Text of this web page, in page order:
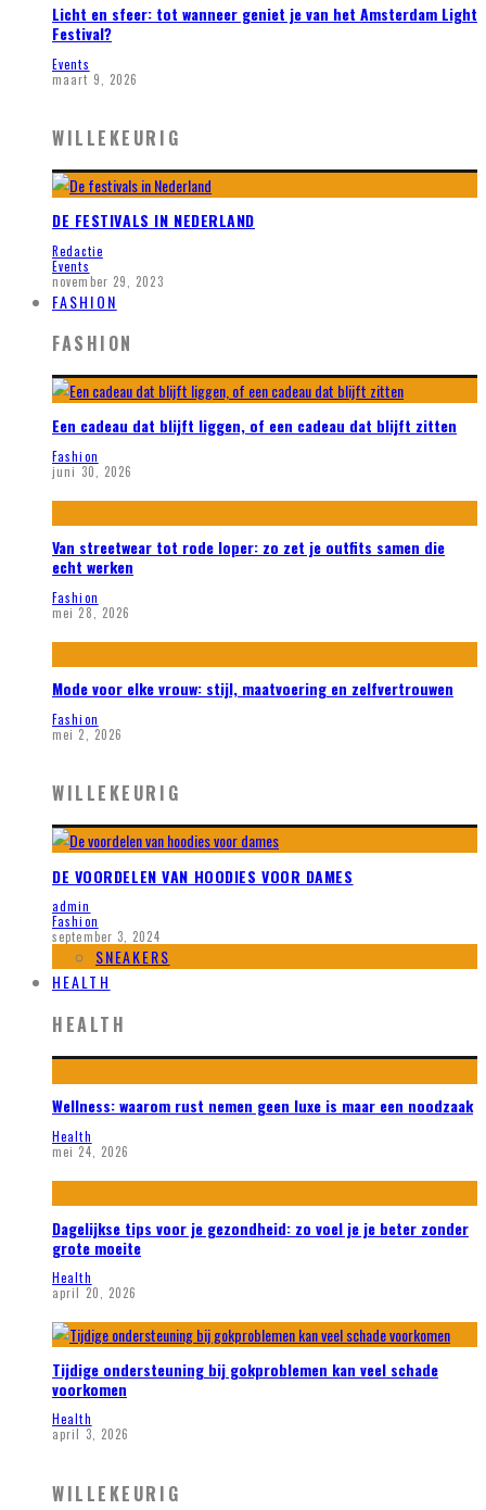
Licht en sfeer: tot wanneer geniet je van het Amsterdam Light
Festival?
Events
maart 9, 2026
WILLEKEURIG
DE FESTIVALS IN NEDERLAND
Redactie
Events
november 29, 2023
FASHION
FASHION
Een cadeau dat blijft liggen, of een cadeau dat blijft zitten
Fashion
juni 30, 2026
Van streetwear tot rode loper: zo zet je outfits samen die
echt werken
Fashion
mei 28, 2026
Mode voor elke vrouw: stijl, maatvoering en zelfvertrouwen
Fashion
mei 2, 2026
WILLEKEURIG
DE VOORDELEN VAN HOODIES VOOR DAMES
admin
Fashion
september 3, 2024
SNEAKERS
HEALTH
HEALTH
Wellness: waarom rust nemen geen luxe is maar een noodzaak
Health
mei 24, 2026
Dagelijkse tips voor je gezondheid: zo voel je je beter zonder
grote moeite
Health
april 20, 2026
Tijdige ondersteuning bij gokproblemen kan veel schade
voorkomen
Health
april 3, 2026
WILLEKEURIG